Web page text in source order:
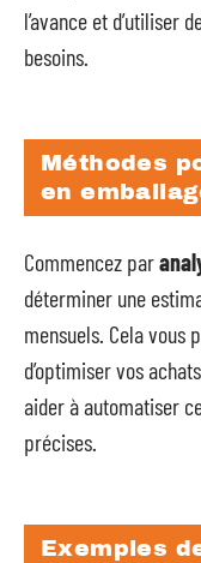
l’avance et d’utiliser
besoins.
Méthodes
en
Commencez par
déterminer une
mensuels. Cela vous
d’optimiser vos
aider à automatiser
précises.
Exemples